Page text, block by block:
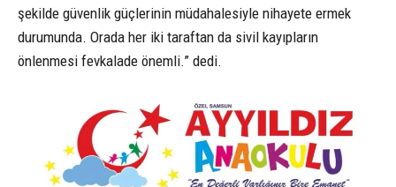
şekilde güvenlik güçlerinin müdahalesiyle nihayete ermek
durumunda. Orada her iki taraftan da sivil kayıpların
önlenmesi fevkalade önemli.” dedi.